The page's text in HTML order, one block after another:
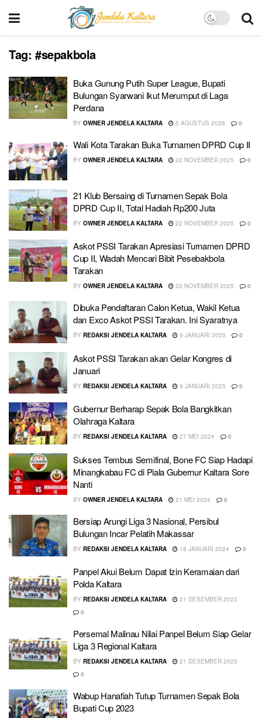
Tag: #sepakbola
Buka Gunung Putih Super League, Bupati
Bulungan Syarwani Ikut Merumput di Laga
Perdana
BY OWNER JENDELA KALTARA 5 AGUSTUS 2026 0
Wali Kota Tarakan Buka Turnamen DPRD Cup II
BY OWNER JENDELA KALTARA 22 NOVEMBER 2025 0
21 Klub Bersaing di Turnamen Sepak Bola
DPRD Cup II, Total Hadiah Rp200 Juta
BY OWNER JENDELA KALTARA 22 NOVEMBER 2025 0
Askot PSSI Tarakan Apresiasi Turnamen DPRD
Cup II, Wadah Mencari Bibit Pesebakbola
Tarakan
BY OWNER JENDELA KALTARA 22 NOVEMBER 2025 0
Dibuka Pendaftaran Calon Ketua, Wakil Ketua
dan Exco Askot PSSI Tarakan. Ini Syaratnya
BY REDAKSI JENDELA KALTARA 9 JANUARI 2025 0
Askot PSSI Tarakan akan Gelar Kongres di
Januari
BY REDAKSI JENDELA KALTARA 9 JANUARI 2025 0
Gubernur Berharap Sepak Bola Bangkitkan
Olahraga Kaltara
BY REDAKSI JENDELA KALTARA 27 MEI 2024 0
Sukses Tembus Semifinal, Bone FC Siap Hadapi
Minangkabau FC di Piala Gubernur Kaltara Sore
Nanti
BY OWNER JENDELA KALTARA 21 MEI 2024 0
Bersiap Arungi Liga 3 Nasional, Persibul
Bulungan Incar Pelatih Makassar
BY REDAKSI JENDELA KALTARA 18 JANUARI 2024 0
Panpel Akui Belum Dapat Izin Keramaian dari
Polda Kaltara
BY REDAKSI JENDELA KALTARA
21 DESEMBER 2023
0
Persemal Malinau Nilai Panpel Belum Siap Gelar
Liga 3 Regional Kaltara
BY REDAKSI JENDELA KALTARA
21 DESEMBER 2023
0
Wabup Hanafiah Tutup Turnamen Sepak Bola
Bupati Cup 2023